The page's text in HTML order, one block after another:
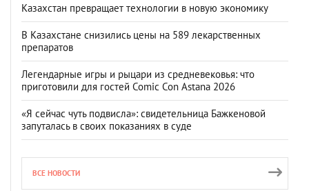
Казахстан превращает технологии в новую экономику
В Казахстане снизились цены на 589 лекарственных
препаратов
Легендарные игры и рыцари из средневековья: что
приготовили для гостей Comic Con Astana 2026
«Я сейчас чуть подвисла»: свидетельница Бажкеновой
запуталась в своих показаниях в суде
ВСЕ НОВОСТИ